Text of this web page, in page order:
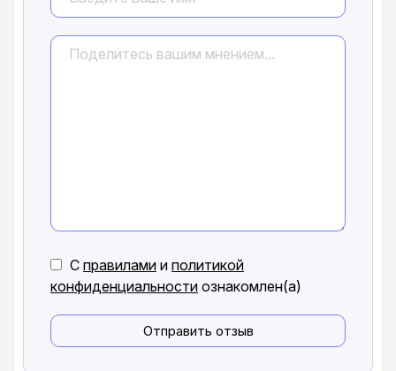
С правилами и политикой
конфиденциальности ознакомлен(а)
Отправить отзыв